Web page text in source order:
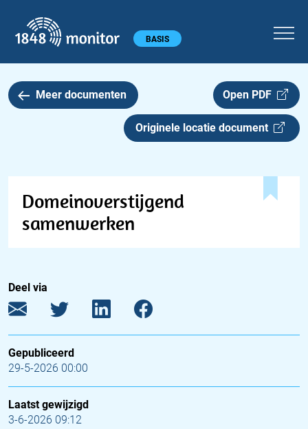
Hoofdmenu BASIS
Meer documenten Open PDF
Originele locatie document
Domeinoverstijgend
samenwerken
Deel via
Gepubliceerd
29-5-2026 00:00
Laatst gewijzigd
3-6-2026 09:12